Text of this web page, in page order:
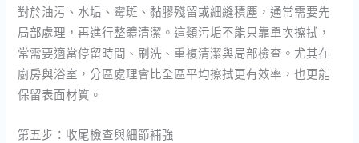
對於油污、水垢、霉斑、黏膠殘留或細縫積塵，通常需要先
局部處理，再進行整體清潔。這類污垢不能只靠單次擦拭，
常需要適當停留時間、刷洗、重複清潔與局部檢查。尤其在
廚房與浴室，分區處理會比全區平均擦拭更有效率，也更能
保留表面材質。
第五步：收尾檢查與細節補強